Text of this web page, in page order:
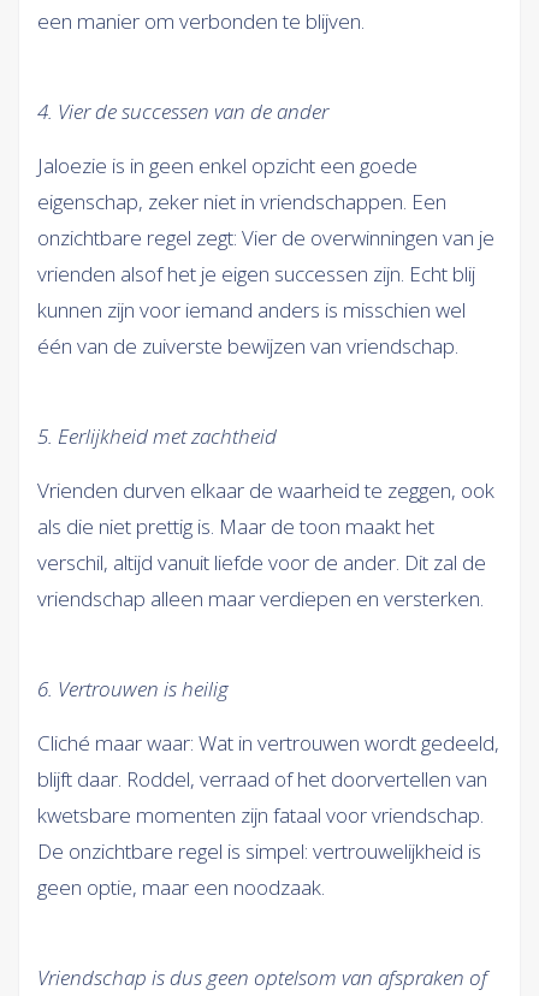
een manier om verbonden te blijven.
4. Vier de successen van de ander
Jaloezie is in geen enkel opzicht een goede
eigenschap, zeker niet in vriendschappen. Een
onzichtbare regel zegt: Vier de overwinningen van je
vrienden alsof het je eigen successen zijn. Echt blij
kunnen zijn voor iemand anders is misschien wel
één van de zuiverste bewijzen van vriendschap.
5. Eerlijkheid met zachtheid
Vrienden durven elkaar de waarheid te zeggen, ook
als die niet prettig is. Maar de toon maakt het
verschil, altijd vanuit liefde voor de ander. Dit zal de
vriendschap alleen maar verdiepen en versterken.
6. Vertrouwen is heilig
Cliché maar waar: Wat in vertrouwen wordt gedeeld,
blijft daar. Roddel, verraad of het doorvertellen van
kwetsbare momenten zijn fataal voor vriendschap.
De onzichtbare regel is simpel: vertrouwelijkheid is
geen optie, maar een noodzaak.
Vriendschap is dus geen optelsom van afspraken of